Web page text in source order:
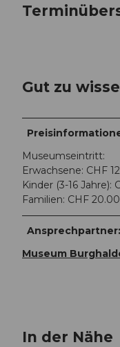
Gut zu
Museumseintritt:
Erwachsene: CHF
Kinder (3-16 Jahre):
Familien: CHF 20.00
Museum
In der Nähe